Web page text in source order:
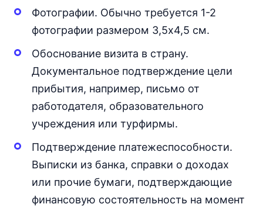
Фотографии. Обычно требуется 1-2
фотографии размером 3,5x4,5 см.
Обоснование визита в страну.
Документальное подтверждение цели
прибытия, например, письмо от
работодателя, образовательного
учреждения или турфирмы.
Подтверждение платежеспособности.
Выписки из банка, справки о доходах
или прочие бумаги, подтверждающие
финансовую состоятельность на момент